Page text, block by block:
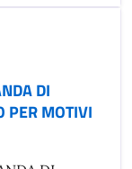
DI
PER MOTIVI